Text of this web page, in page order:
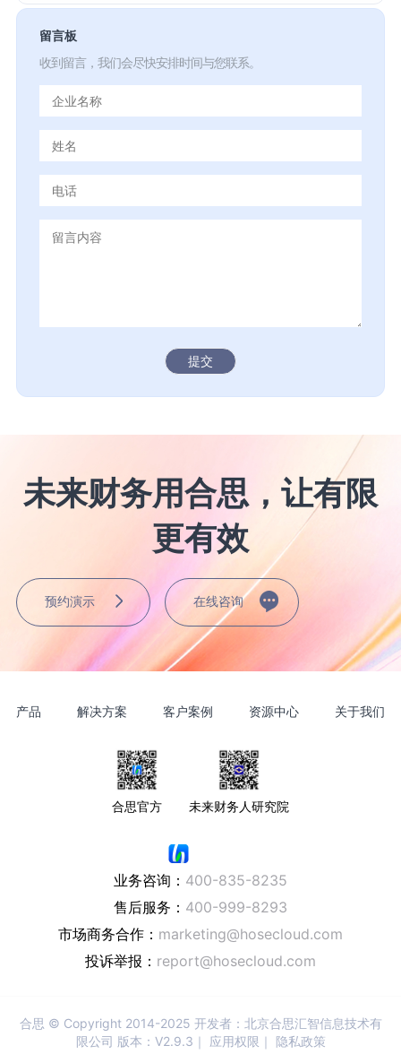
留言板
收到留言，我们会尽快安排时间与您联系。
提交
未来财务用合思，让有限
更有效
预约演示 在线咨询
产品 解决方案 客户案例 资源中心 关于我们
合思官方 未来财务人研究院
业务咨询： 400-835-8235
售后服务： 400-999-8293
市场商务合作： marketing@hosecloud.com
投诉举报： report@hosecloud.com
合思 © Copyright 2014-2025 开发者：北京合思汇智信息技术有
限公司 版本：V2.9.3｜
应用权限 ｜ 隐私政策